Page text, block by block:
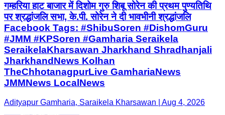
गम्हरिया हाट बाजार में दिशोम गुरु शिबू सोरेन की प्रथम पुण्यतिथि
पर श्रद्धांजलि सभा, के.पी. सोरेन ने दी भावभीनी श्रद्धांजलि
Facebook Tags: #ShibuSoren #DishomGuru
#JMM #KPSoren #Gamharia Seraikela
SeraikelaKharsawan Jharkhand Shradhanjali
JharkhandNews Kolhan
TheChhotanagpurLive GamhariaNews
JMMNews LocalNews
Adityapur Gamharia, Saraikela Kharsawan | Aug 4, 2026